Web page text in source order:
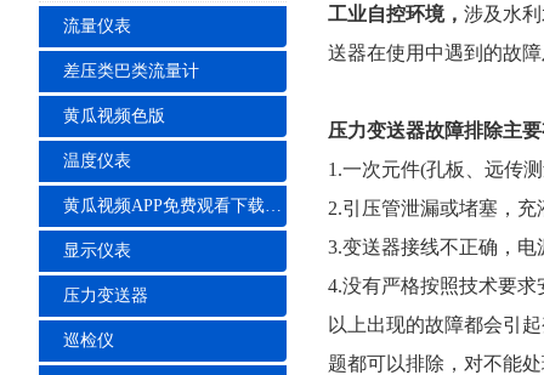
流量仪表
差压类巴类流量计
黄瓜视频色版
温度仪表
黄瓜视频APP免费观看下载安装
显示仪表
压力变送器
巡检仪
工业自控环境，涉及水
送器在使用中遇到的故
压力变送器故障排除主
1.一次元件(孔板、远传
2.引压管泄漏或堵塞，
3.变送器接线不正确，
4.没有严格按照技术要
以上出现的故障都会引
题都可以排除，对不能